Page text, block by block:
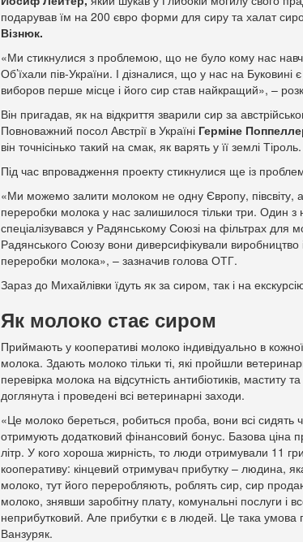
подарував їм на 200 євро форми для сиру та халат
Візнюк.
«Ми стикнулися з проблемою, що не було кому нас
Об’їхали пів-України. І дізналися, що у нас на Буковині
виборов перше місце і його сир став найкращий», –
Він пригадав, як на відкриття зварили сир за
Повноважний посол Австрії в Україні Герміне
він точнісінько такий на смак, як варять у її землі Тіроль.
Під час впровадження проекту стикнулися ще із
«Ми можемо залити молоком не одну Європу, півсвіту,
переробки молока у нас залишилося тільки три. Один
спеціалізувався у Радянському Союзі на фільтрах для
Радянського Союзу вони диверсифікували
переробки молока», – зазначив голова ОТГ.
Зараз до Михайлівки їдуть як за сиром, так і на
Як молоко стає сиром
Приймають у кооперативі молоко індивідуально в
молока. Здають молоко тільки ті, які пройшли
перевірка молока на відсутність антибіотиків, маститу
доглянута і проведені всі ветеринарні заходи.
«Це молоко береться, робиться проба, вони всі сидять
отримують додатковий фінансовий бонус. Базова ціна
літр. У кого хороша жирність, то люди отримували 11
кооперативу: кінцевий отримувач прибутку – людина,
молоко, тут його переробляють, роблять сир, сир
молоко, знявши заробітну плату, комунальні послуги і
неприбутковий. Але прибутки є в людей. Це така умова
Ванзуряк.